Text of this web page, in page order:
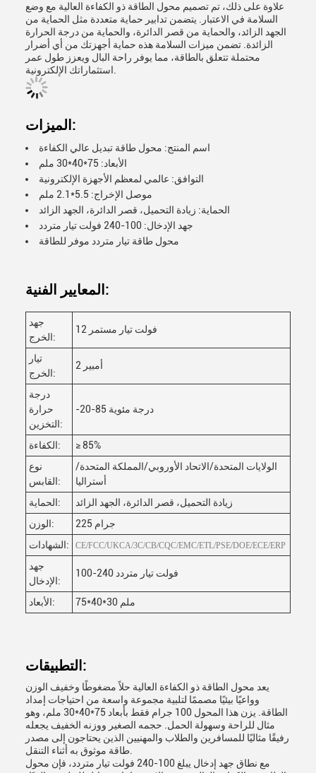
علاوة على ذلك، تم تصميم محول الطاقة ذو الكفاءة العالية مع وضع
السلامة في الاعتبار. يتضمن تدابير حماية متعددة مثل الحماية من
الجهد الزائد، والحماية من قصر الدائرة، والحماية من درجة الحرارة
الزائدة. تضمن ميزات السلامة هذه حماية أجهزتك من أي أضرار
محتملة تتعلق بالطاقة، مما يوفر راحة البال ويعزز طول عمر
الميزات:
اسم المنتج: محول طاقة تبديل عالي الكفاءة
الأبعاد: 75*40*30 ملم
التوافق: عالمي لمعظم الأجهزة الإلكترونية
موصل الإخراج: 5.5*2.1 ملم
الحماية: زيادة التحميل، قصر الدائرة، الجهد الزائد
جهد الإدخال: 100-240 فولت تيار متردد
محول طاقة تيار متردد موفر للطاقة
المعايير الفنية:
جهد
الخرج:
12 فولت تيار مستمر
تيار
الخرج:
2 أمبير
درجة
حرارة
التخزين:
-20-85 درجة مئوية
الكفاءة:
≥ 85%
نوع
القابس:
الولايات المتحدة/الاتحاد الأوروبي/المملكة المتحدة/
أستراليا
الحماية:
زيادة التحميل، قصر الدائرة، الجهد الزائد
الوزن:
225 جرام
الشهادات:
CE/FCC/UKCA/3C/CB/CQC/EMC/ETL/PSE/DOE/ECE/ERP
جهد
الإدخال:
100-240 فولت تيار متردد
الأبعاد: 75*40*30 ملم
التطبيقات:
يعد محول الطاقة ذو الكفاءة العالية حلاً مضغوطًا وخفيف الوزن
وواعيًا بيئيًا مصممًا لتلبية مجموعة واسعة من احتياجات إمداد
الطاقة. يزن هذا المحول 100 جرام فقط بأبعاد 75*40*30 ملم، وهو
مثال للراحة وسهولة الحمل. حجمه الصغير ووزنه الخفيف يجعله
رفيقًا مثاليًا للمسافرين والطلاب والمهنيين الذين يحتاجون إلى مصدر
مع نطاق جهد إدخال يبلغ 100-240 فولت تيار متردد، فإن محول